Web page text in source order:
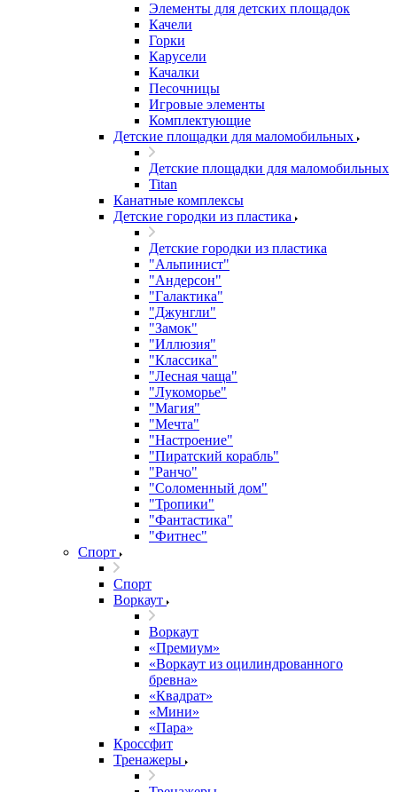
Элементы для детских площадок
Качели
Горки
Карусели
Качалки
Песочницы
Игровые элементы
Комплектующие
Детские площадки для маломобильных
Детские площадки для маломобильных
Titan
Канатные комплексы
Детские городки из пластика
Детские городки из пластика
"Альпинист"
"Андерсон"
"Галактика"
"Джунгли"
"Замок"
"Иллюзия"
"Классика"
"Лесная чаща"
"Лукоморье"
"Магия"
"Мечта"
"Настроение"
"Пиратский корабль"
"Ранчо"
"Соломенный дом"
"Тропики"
"Фантастика"
"Фитнес"
Спорт
Спорт
Воркаут
Воркаут
«Премиум»
«Воркаут из оцилиндрованного
бревна»
«Квадрат»
«Мини»
«Пара»
Кроссфит
Тренажеры